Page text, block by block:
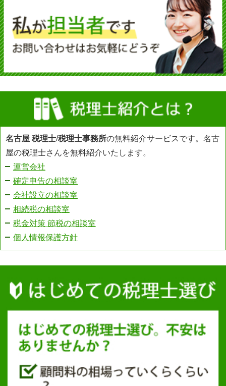
名古屋 税理士/税理士事務所の無料紹介サービスです。名古
屋の税理士さんを無料紹介いたします。
運営会社
確定申告の相談室
会社設立の相談室
相続税の相談室
税金対策 節税の相談室
個人情報保護方針